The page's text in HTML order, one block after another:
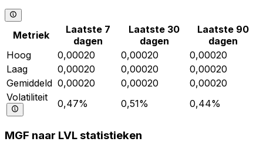
Metriek
Laatste 7
dagen
Laatste 30
dagen
Laatste 90
dagen
Hoog
0,00020 0,00020
0,00020
Laag
0,00020 0,00020
0,00020
Gemiddeld 0,00020 0,00020
0,00020
Volatiliteit
0,47% 0,51% 0,44%
MGF naar LVL statistieken